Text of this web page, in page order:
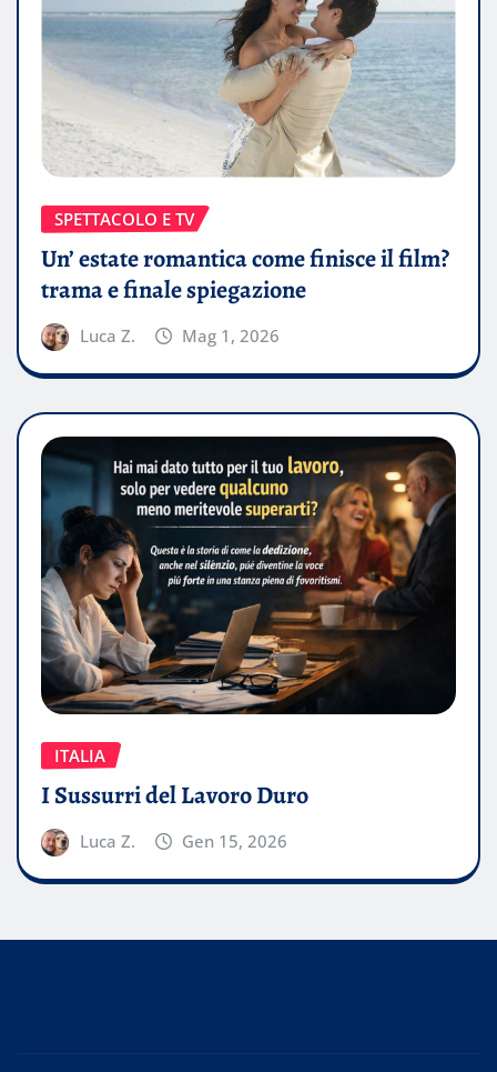
SPETTACOLO E TV
Un’ estate romantica come finisce il film?
trama e finale spiegazione
Luca Z. Mag 1, 2026
ITALIA
I Sussurri del Lavoro Duro
Luca Z. Gen 15, 2026